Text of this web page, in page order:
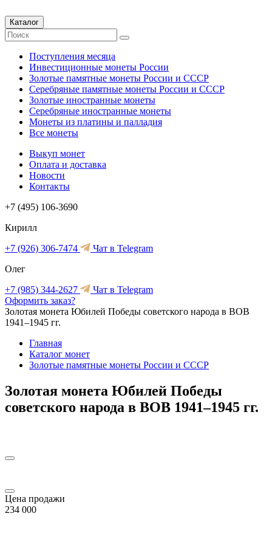
Каталог
Поступления месяца
Инвестиционные монеты России
Золотые памятные монеты России и СССР
Серебряные памятные монеты России и СССР
Золотые иностранные монеты
Серебряные иностранные монеты
Монеты из платины и палладия
Все монеты
Выкуп монет
Оплата и доставка
Новости
Контакты
+7 (495) 106-3690
Кирилл
+7 (926) 306-7474
Чат в Telegram
Олег
+7 (985) 344-2627
Чат в Telegram
Оформить заказ?
Золотая монета Юбилей Победы советского народа в ВОВ
1941–1945 гг.
Главная
Каталог монет
Золотые памятные монеты России и СССР
Золотая монета Юбилей Победы
советского народа в ВОВ 1941–1945 гг.
Цена продажи
234 000